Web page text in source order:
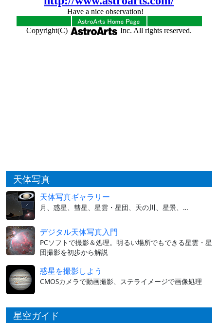
天体写真
天体写真ギャラリー
月、惑星、彗星、星雲・星団、天の川、星景、…
デジタル天体写真入門
PCソフトで撮影＆処理。明るい場所でもできる星雲・星
団撮影を初歩から解説
惑星を撮影しよう
CMOSカメラで動画撮影、ステライメージで画像処理
星空ガイド